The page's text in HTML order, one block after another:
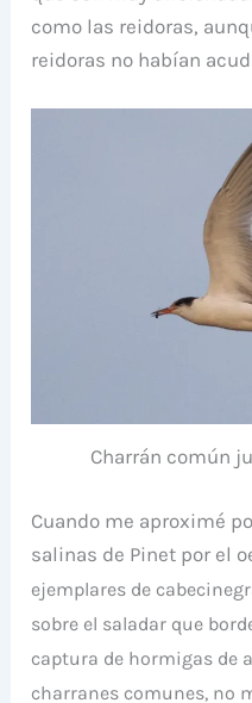
como las reidoras,
reidoras no habían
Charrán común
Cuando me aproximé
salinas de Pinet por el
ejemplares de
sobre el saladar que
captura de hormigas de
charranes comunes, no